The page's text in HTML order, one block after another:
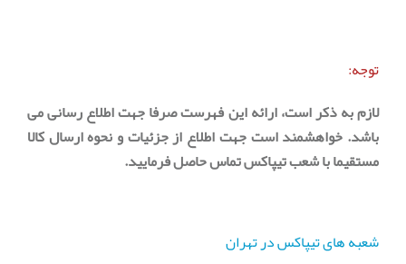
توجه:
لازم به ذکر است، ارائه این فهرست صرفا جهت اطلاع رسانی می
باشد. خواهشمند است جهت اطلاع از جزئیات و نحوه ارسال کالا
مستقیما با شعب تیپاکس تماس حاصل فرمایید.
شعبه های تیپاکس در تهران